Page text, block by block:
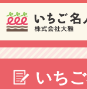
いち